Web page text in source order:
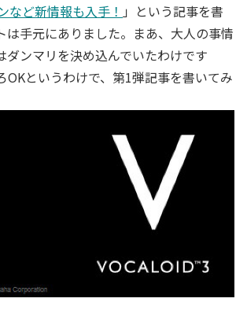
など新情報も入手！ 」という記事を書
は手元にありました。まあ、大人の事情
ダンマリを決め込んでいたわけです
というわけで、第1弾記事を書いてみ